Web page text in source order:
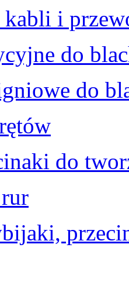
i
do
do
do